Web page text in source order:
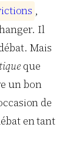
ictions ,
Il
Mais
que
un bon
de
en tant